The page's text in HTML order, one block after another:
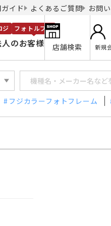
イド よくあるご質問 お問
のお客様
ジ フォトルプロ
店舗検索 新規
フジカラーフォトフレーム